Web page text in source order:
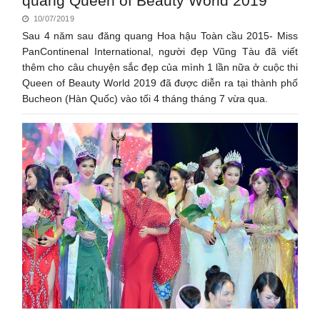
10/07/2019
Sau 4 năm sau đăng quang Hoa hậu Toàn cầu 2015- Miss
PanContinenal International, người đẹp Vũng Tàu đã viết
thêm cho câu chuyện sắc đẹp của mình 1 lần nữa ở cuộc thi
Queen of Beauty World 2019 đã được diễn ra tại thành phố
Bucheon (Hàn Quốc) vào tối 4 tháng tháng 7 vừa qua.